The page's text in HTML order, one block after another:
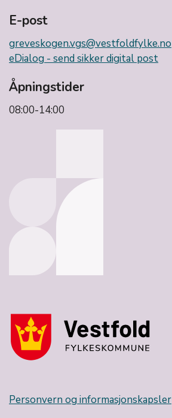
E-post
greveskogen.vgs@vestfoldfylke.no
eDialog - send sikker digital post
Åpningstider
08:00-14:00
Personvern og informasjonskapsler